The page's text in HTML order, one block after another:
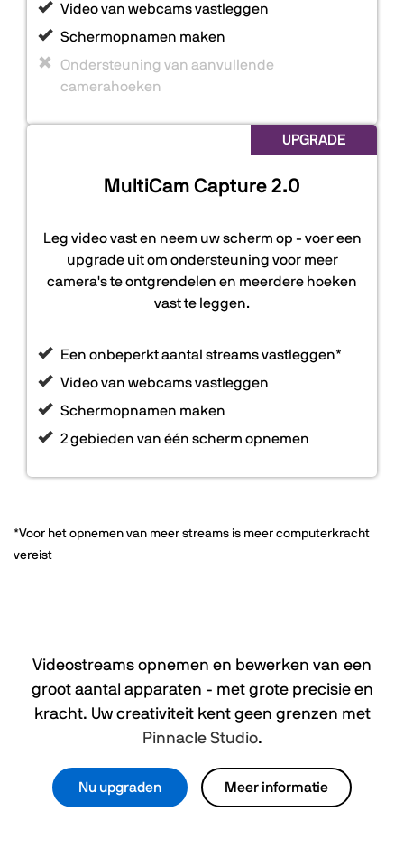
Video van webcams vastleggen
Schermopnamen maken
Ondersteuning van aanvullende
camerahoeken
UPGRADE
MultiCam Capture 2.0
Leg video vast en neem uw scherm op - voer een
upgrade uit om ondersteuning voor meer
camera's te ontgrendelen en meerdere hoeken
vast te leggen.
Een onbeperkt aantal streams vastleggen*
Video van webcams vastleggen
Schermopnamen maken
2 gebieden van één scherm opnemen
*Voor het opnemen van meer streams is meer computerkracht
vereist
Videostreams opnemen en bewerken van een
groot aantal apparaten - met grote precisie en
kracht. Uw creativiteit kent geen grenzen met
Pinnacle Studio.
Nu upgraden Meer informatie